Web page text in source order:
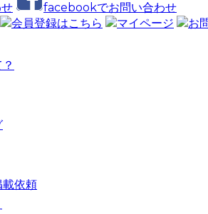
facebookでお問い合わせ
会員登録はこちら マイページ
お
載依頼